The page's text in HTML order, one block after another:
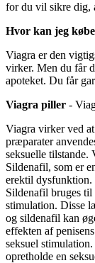
for du vil sikre dig,
Hvor kan jeg
Viagra er den
virker. Men du får
apoteket. Du får
Viagra piller -
Viagra virker ved
præparater
seksuelle tilstande.
Sildenafil, som er
erektil dysfunktion.
Sildenafil bruges til
stimulation. Disse
og sildenafil kan
effekten af
seksuel
opretholde en